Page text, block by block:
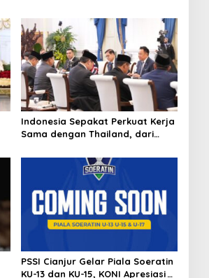
Indonesia Sepakat Perkuat Kerja
Sama dengan Thailand, dari
PSSI Cianjur Gelar Piala Soeratin
KU-13 dan KU-15, KONI Apresiasi